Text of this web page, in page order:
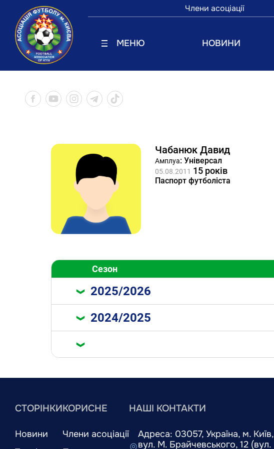
Члени асоціації
МЕНЮ НОВИНИ
Чабанюк Давид
Амплуа: Універсал
05.08.2011 15 років
Паспорт футболіста
Сезон
2025/2026
2024/2025
СТОРІНКИ
Новини
КОРИСНЕ
Члени асоціації
НАШІ КОНТАКТИ
Адреса: 03057, Україна, м. Київ,
вул. М. Брайчевського, 12 (вул.